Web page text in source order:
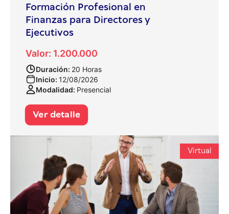
Formación Profesional en
Finanzas para Directores y
Ejecutivos
Valor: 1.200.000
Duración: 20 Horas
Inicio: 12/08/2026
Modalidad: Presencial
Ver detalle
Virtual